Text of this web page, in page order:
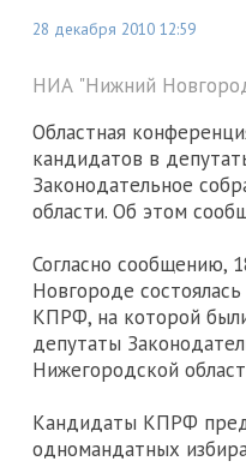
28 декабря 2010 12:59
НИА "Нижний
Областная
кандидатов в
Законодательное
области. Об этом
Согласно сообщению,
Новгороде
КПРФ, на которой
депутаты
Нижегородской
Кандидаты КПРФ
одномандатных